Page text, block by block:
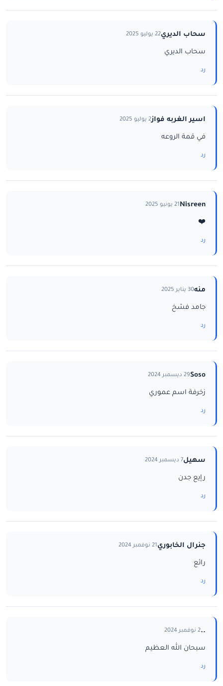
سحاب الديري22 يوليو 2025
سحاب الديري
رد
اسير الغربه فواز2 يوليو 2025
في قمة الروعه
رد
Nisreen21 يونيو 2025
❤️
رد
منه30 يناير 2025
جامد فشخ
رد
Soso29 ديسمبر 2024
زخرفة اسم عموري
رد
سهيل7 ديسمبر 2024
رإيع جدن
رد
جنرال الخابوري21 نوفمبر 2024
رائع
رد
..2 نوفمبر 2024
سبحان الله العظيم
رد